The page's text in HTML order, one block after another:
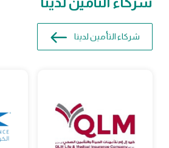
شركاء التأمين لدينا